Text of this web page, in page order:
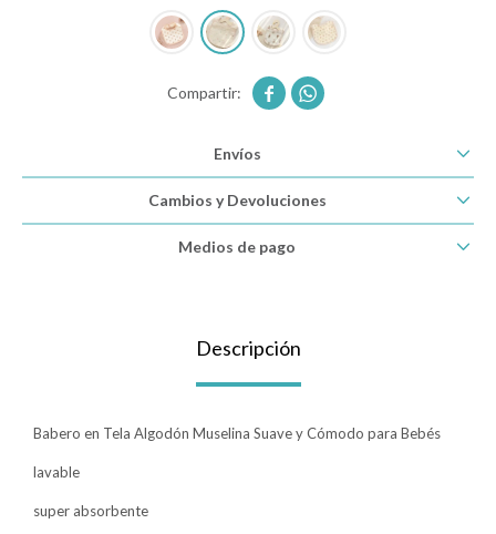
 
Envíos
Cambios y Devoluciones
Medios de pago
Descripción
Babero en Tela Algodón Muselina Suave y Cómodo para Bebés
lavable
super absorbente
Bolsos y mochilas maternales
Gift cards
Nuevos